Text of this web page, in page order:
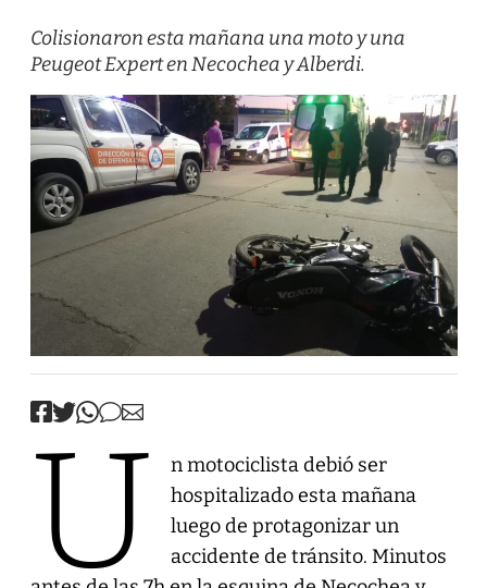
Colisionaron esta mañana una moto y una
Peugeot Expert en Necochea y Alberdi.
U
n motociclista debió ser
hospitalizado esta mañana
luego de protagonizar un
accidente de tránsito. Minutos